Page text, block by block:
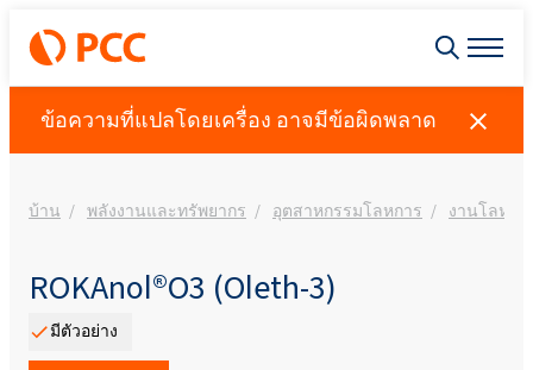
ข้อความที่แปลโดยเครื่อง อาจมีข้อผิดพลาด
บ้าน พลังงานและทรัพยากร อุตสาหกรรมโลหการ งานโลหะ
ROKAnol®O3 (Oleth-3)
มีตัวอย่าง